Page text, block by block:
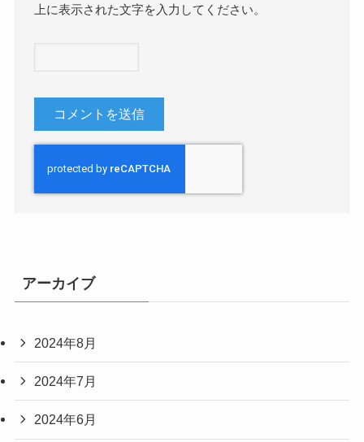
上に表示された文字を入力してください。
アーカイブ
2024年8月
2024年7月
2024年6月